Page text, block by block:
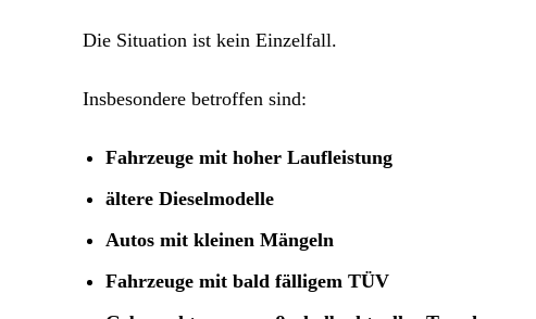
Die Situation ist kein Einzelfall.
Insbesondere betroffen sind:
Fahrzeuge mit hoher Laufleistung
ältere Dieselmodelle
Autos mit kleinen Mängeln
Fahrzeuge mit bald fälligem TÜV